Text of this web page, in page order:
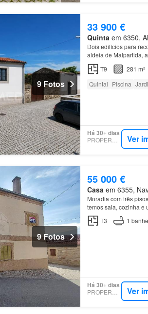
9 Fotos
33 900 €
Quinta em 6350,
Dois edifícios para
aldeia de Malpartida,
Almeida ? 20 min de
T9
281 m²
Quintal Piscina
Há 30+ dias
Ver
9 Fotos
55 000 €
Casaem 6355,
Moradia com três
temos sala, cozinha e
temos o sótão para
T3 1
Há 30+ dias
Ver